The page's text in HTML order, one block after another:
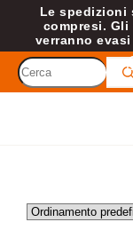
Le spedizioni
compresi.
verranno